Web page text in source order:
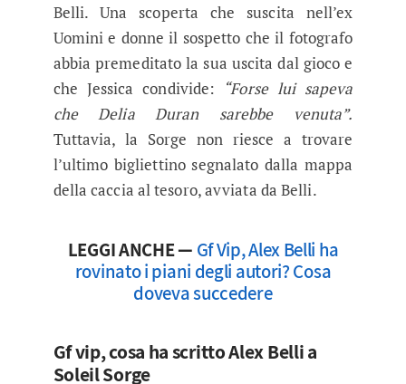
Belli. Una scoperta che suscita nell’ex
Uomini e donne il sospetto che il fotografo
abbia premeditato la sua uscita dal gioco e
che Jessica condivide: “Forse lui sapeva
che Delia Duran sarebbe venuta”.
Tuttavia, la Sorge non riesce a trovare
l’ultimo bigliettino segnalato dalla mappa
della caccia al tesoro, avviata da Belli.
LEGGI ANCHE — Gf Vip, Alex Belli ha
rovinato i piani degli autori? Cosa
doveva succedere
Gf vip, cosa ha scritto Alex Belli a
Soleil Sorge